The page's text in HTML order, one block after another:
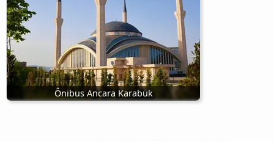
Ônibus Ancara Karabük